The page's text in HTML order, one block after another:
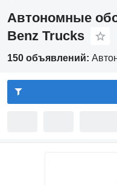
Автономные
Benz Trucks
150 объявлений: